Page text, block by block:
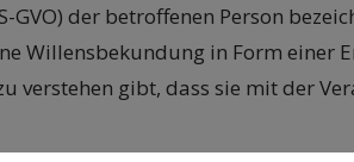
GVO) der betroffenen Person
Willensbekundung in Form
verstehen gibt, dass sie mit der